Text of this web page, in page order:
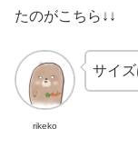
たのがこちら↓↓
rikeko
サイズ